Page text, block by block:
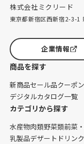
株式会社ミクリード
東京都新宿区西新宿2-3-1
企業情報
商品を探す
新商品セール品クーポン
デジタルカタログ一覧
カテゴリから探す
水産物肉類野菜類前菜
乳製品デザート ドリンク